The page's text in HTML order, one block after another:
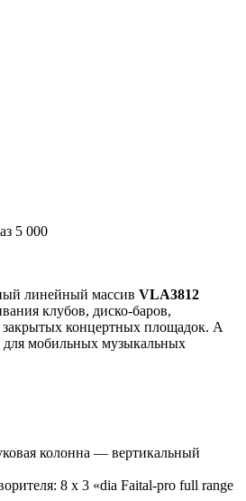
5 000
линейный массив VLA3812
клубов, диско-баров,
концертных площадок. А
для мобильных музыкальных
колонна — вертикальный
8 x 3 «dia Faital-pro full range